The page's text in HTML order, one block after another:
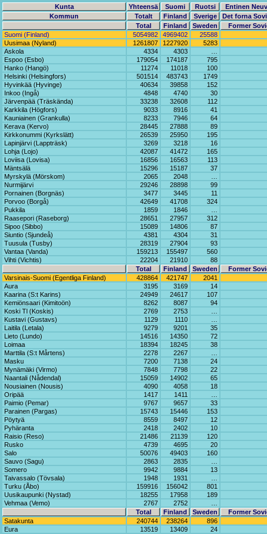
Kunta Yhteensä Suomi Ruotsi
Entinen
Kommun
Totalt Finland Sverige
Det forna
Total
Finland Sweden
Former
Suomi (Finland)
5054982 4969402
25588
Uusimaa (Nyland)
1261807 1227920
5283
Askola
4334 4303
Espoo (Esbo)
179054 174187
795
Hanko (Hangö)
11274 11018
100
Helsinki (Helsingfors)
501514 483743
1749
Hyvinkää (Hyvinge)
40634 39858
152
Inkoo (Ingå)
4848 4740
30
Järvenpää (Träskända)
33238 32608
112
Karkkila (Högfors)
9033 8916
41
Kauniainen (Grankulla)
8233 7946
64
Kerava (Kervo)
28445 27888
89
Kirkkonummi (Kyrkslätt)
26539 25950
195
Lapinjärvi (Lappträsk)
3269 3218
16
Lohja (Lojo)
42087 41472
165
Loviisa (Lovisa)
16856 16563
113
Mäntsälä
15296 15187
37
Myrskylä (Mörskom)
2065 2048
Nurmijärvi
29246 28898
99
Pornainen (Borgnäs)
3477 3445
11
Porvoo (Borgå)
42649 41708
324
Pukkila
1859 1846
Raasepori (Raseborg)
28651 27957
312
Sipoo (Sibbo)
15089 14806
87
Siuntio (Sjundeå)
4381 4304
31
Tuusula (Tusby)
28319 27904
93
Vantaa (Vanda)
159213 155497
560
Vihti (Vichtis)
22204 21910
88
Total
Finland Sweden
Former
Varsinais-Suomi (Egentliga Finland)
428864 421747
2041
Aura
3195 3169
14
Kaarina (S:t Karins)
24949 24617
107
Kemiönsaari (Kimitoön)
8262 8087
94
Koski Tl (Koskis)
2769 2753
Kustavi (Gustavs)
1129 1110
Laitila (Letala)
9279 9201
35
Lieto (Lundo)
14516 14350
72
Loimaa
18394 18245
38
Marttila (S:t Mårtens)
2278 2267
Masku
7200 7138
24
Mynämäki (Virmo)
7848 7798
22
Naantali (Nådendal)
15059 14902
65
Nousiainen (Nousis)
4090 4058
18
Oripää
1417 1411
Paimio (Pemar)
9767 9657
33
Parainen (Pargas)
15743 15446
153
Pöytyä
8559 8497
12
Pyhäranta
2418 2402
10
Raisio (Reso)
21486 21139
120
Rusko
4739 4695
20
Salo
50076 49403
160
Sauvo (Sagu)
2863 2835
Somero
9942 9884
13
Taivassalo (Tövsala)
1948 1931
Turku (Åbo)
159916 156042
801
Uusikaupunki (Nystad)
18255 17958
189
Vehmaa (Vemo)
2767 2752
Total
Finland Sweden
Former
Satakunta
240744 238264
896
Eura
13519 13409 24